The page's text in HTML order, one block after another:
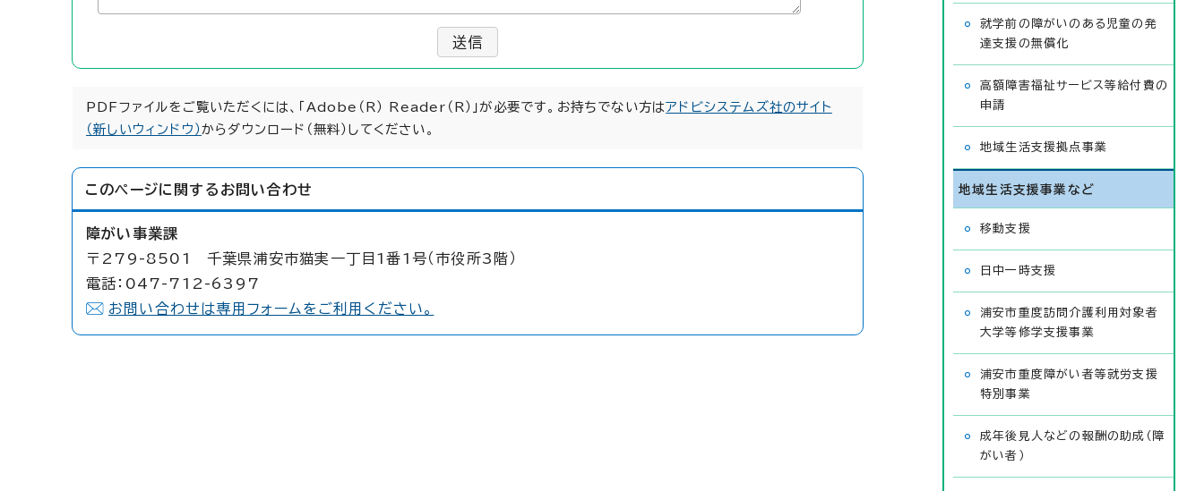
送信
PDFファイルをご覧いただくには、「Adobe（R） Reader（R）」が必要です。お持ちでない方はアドビシステムズ社のサイト
（新しいウィンドウ）からダウンロード（無料）してください。
このページに関する お問い合わせ
障がい事業課
〒279-8501 千葉県浦安市猫実一丁目1番1号（市役所3階）
電話：047-712-6397
お問い合わせは専用フォームをご利用ください。
就学前の障がいのある児童の発
達支援の無償化
高額障害福祉サービス等給付費の
申請
地域生活支援拠点事業
地域生活支援事業など
移動支援
日中一時支援
浦安市重度訪問介護利用対象者
大学等修学支援事業
浦安市重度障がい者等就労支援
特別事業
成年後見人などの報酬の助成（障
がい者）